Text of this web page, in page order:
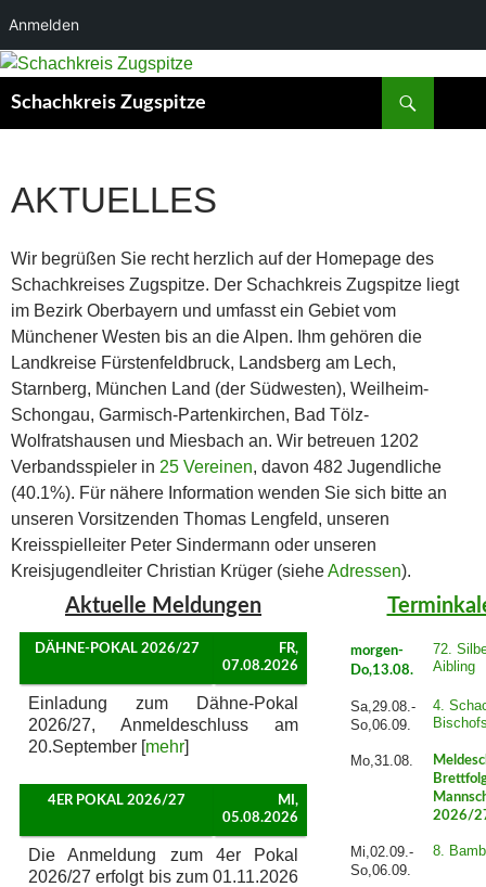
Anmelden
Zum
springen
Schachkreis Zugspitze
AKTUELLES
Wir begrüßen Sie recht herzlich auf der Homepage des
Schachkreises Zugspitze. Der Schachkreis Zugspitze liegt
im Bezirk Oberbayern und umfasst ein Gebiet vom
Münchener Westen bis an die Alpen. Ihm gehören die
Landkreise Fürstenfeldbruck, Landsberg am Lech,
Starnberg, München Land (der Südwesten), Weilheim-
Schongau, Garmisch-Partenkirchen, Bad Tölz-
Wolfratshausen und Miesbach an. Wir betreuen 1202
Verbandsspieler in 25 Vereinen, davon 482 Jugendliche
(40.1%). Für nähere Information wenden Sie sich bitte an
unseren Vorsitzenden Thomas Lengfeld, unseren
Kreisspielleiter Peter Sindermann oder unseren
Kreisjugendleiter Christian Krüger (sieheAdressen).
Aktuelle Meldungen
DÄHNE-POKAL 2026/27
FR,
07.08.2026
Einladung zum Dähne-Pokal
2026/27, Anmeldeschluss am
20.September [mehr]
4ER POKAL 2026/27
MI,
05.08.2026
Die Anmeldung zum 4er Pokal
2026/27 erfolgt bis zum 01.11.2026
morgen-
Do,13.08.
72.
Aibling
Sa,29.08.-
So,06.09.
4.
Mo,31.08.
2026/
Mi,02.09.-
So,06.09.
8.